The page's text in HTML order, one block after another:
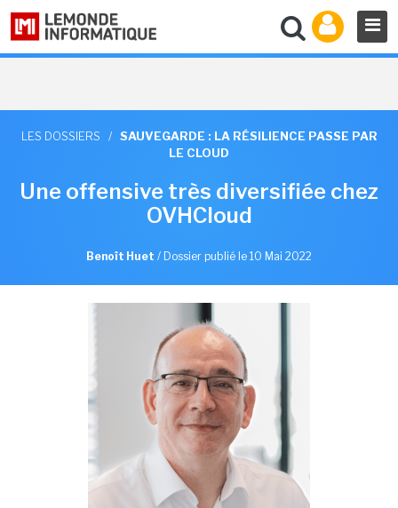
LES DOSSIERS / SAUVEGARDE : LA RÉSILIENCE PASSE PAR
LE CLOUD
Une offensive très diversifiée chez
OVHCloud
Benoît Huet / Dossier publié le 10 Mai 2022